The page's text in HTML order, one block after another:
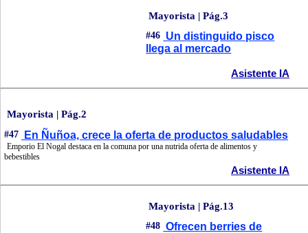
Mayorista | Pág.3
#46 Un distinguido pisco
llega al mercado
Asistente IA
Mayorista | Pág.2
#47 En Ñuñoa, crece la oferta de productos saludables
Emporio El Nogal destaca en la comuna por una nutrida oferta de alimentos y
bebestibles
Asistente IA
Mayorista | Pág.13
#48 Ofrecen berries de